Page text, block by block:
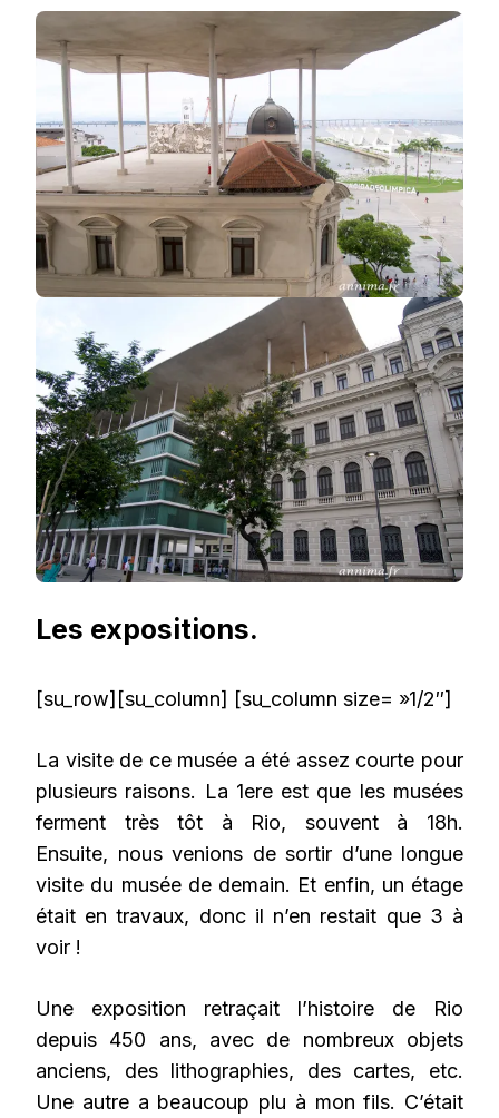
Les expositions.
[su_row][su_column] [su_column size= »1/2″]
La visite de ce musée a été assez courte pour
plusieurs raisons. La 1ere est que les musées
ferment très tôt à Rio, souvent à 18h.
Ensuite, nous venions de sortir d’une longue
visite du musée de demain. Et enfin, un étage
était en travaux, donc il n’en restait que 3 à
voir !
Une exposition retraçait l’histoire de Rio
depuis 450 ans, avec de nombreux objets
anciens, des lithographies, des cartes, etc.
Une autre a beaucoup plu à mon fils. C’était